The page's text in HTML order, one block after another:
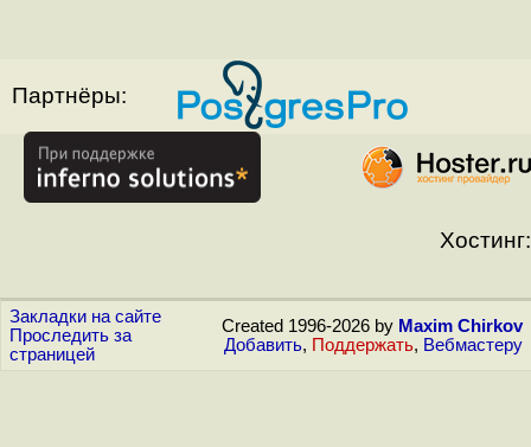
Партнёры:
Хостинг:
Закладки на сайте
Проследить за
страницей
Created 1996-2026 by Maxim Chirkov
Добавить, Поддержать, Вебмастеру